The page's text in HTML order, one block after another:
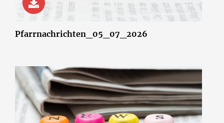
© wsf-sh/Shotshop.com
Pfarrnachrichten_05_07_2026